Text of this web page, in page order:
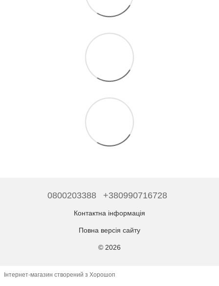
0800203388 +380990716728
Контактна інформація
Повна версія сайту
© 2026
Інтернет-магазин створений з Хорошоп